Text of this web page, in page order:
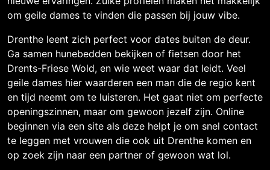
om geile dames te vinden die passen bij jouw vibe.
Drenthe leent zich perfect voor dates buiten de deur.
Ga samen hunebedden bekijken of fietsen door het
Drents-Friese Wold, en wie weet waar dat leidt. Veel
geile dames hier waarderen een man die de regio kent
en tijd neemt om te luisteren. Het gaat niet om perfecte
openingszinnen, maar om gewoon jezelf zijn. Online
beginnen via een site als deze helpt je om snel contact
te leggen met vrouwen die ook uit Drenthe komen en
op zoek zijn naar een partner of gewoon wat lol.